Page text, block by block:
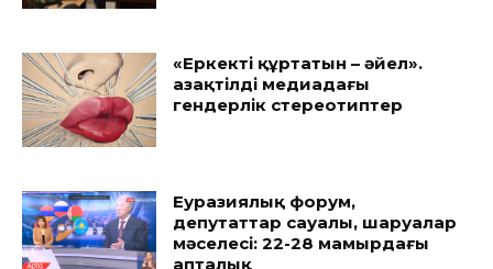
«Еркекті құртатын – әйел».
Қазақтілді медиадағы
гендерлік стереотиптер
Еуразиялық форум,
депутаттар сауалы, шаруалар
мәселесі: 22-28 мамырдағы
апталық